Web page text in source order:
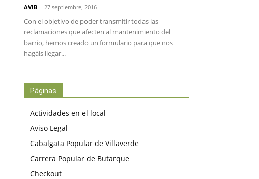
AVIB - 27 septiembre, 2016
Con el objetivo de poder transmitir todas las
reclamaciones que afecten al mantenimiento del
barrio, hemos creado un formulario para que nos
hagáis llegar...
Páginas
Actividades en el local
Aviso Legal
Cabalgata Popular de Villaverde
Carrera Popular de Butarque
Checkout